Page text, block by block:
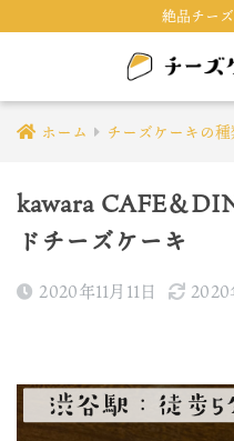
絶品チー
ホーム チーズケーキの
kawara CAFE＆
ドチーズケーキ
2020年11月11日 2020